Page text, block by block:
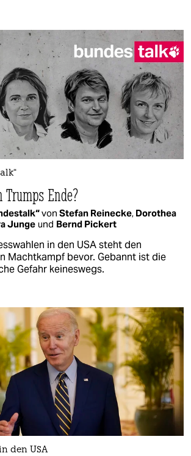
Trumps Ende?
von Stefan Reinecke, Dorothea
Junge und Bernd Pickert
in den USA steht den
Machtkampf bevor. Gebannt ist die
Gefahr keineswegs.
den USA